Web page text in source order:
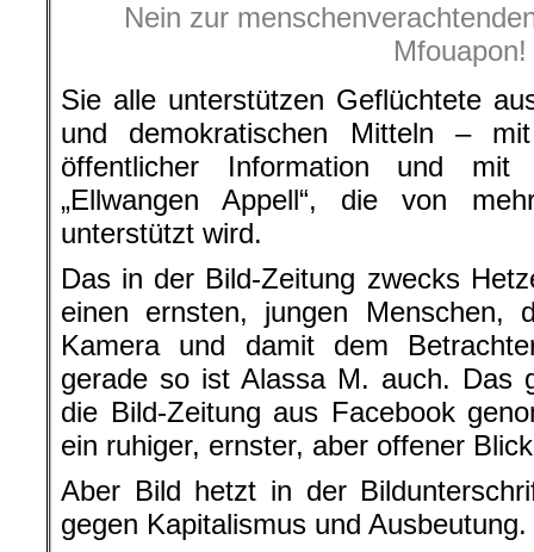
Nein zur
Mfouapon!
Sie alle unterstützen Geflüchtete
und demokratischen Mitteln –
öffentlicher Information und mit
„Ellwangen Appell“, die von
unterstützt wird.
Das in der Bild-Zeitung zwecks
einen ernsten, jungen
Kamera und damit dem
gerade so ist Alassa M. auch. Das
die Bild-Zeitung aus Facebook
ein ruhiger, ernster, aber offener
Aber Bild hetzt in der
gegen Kapitalismus und Ausbeutung.